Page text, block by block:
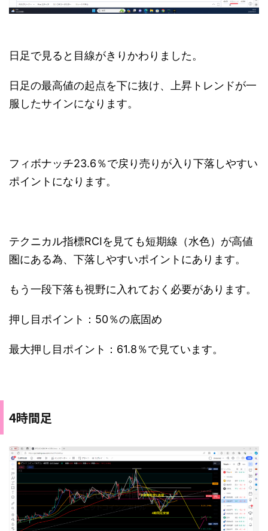
日足で見ると目線がきりかわりました。
日足の最高値の起点を下に抜け、上昇トレンドが一
服したサインになります。
フィボナッチ23.6％で戻り売りが入り下落しやすい
ポイントになります。
テクニカル指標RCIを見ても短期線（水色）が高値
圏にある為、下落しやすいポイントにあります。
もう一段下落も視野に入れておく必要があります。
押し目ポイント：50％の底固め
最大押し目ポイント：61.8％で見ています。
4時間足